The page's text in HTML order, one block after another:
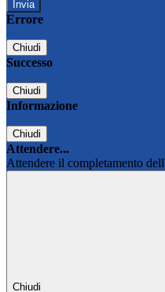
Errore
Chiudi
Successo
Chiudi
Informazione
Chiudi
Attendere...
Attendere il completamento
Chiudi